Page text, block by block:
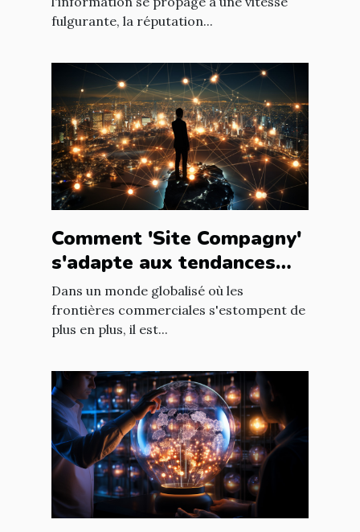
fulgurante, la réputation...
Comment 'Site Compagny'
s'adapte aux tendances
internationales du marché
en ligne
Dans un monde globalisé où les
frontières commerciales s'estompent de
plus en plus, il est...